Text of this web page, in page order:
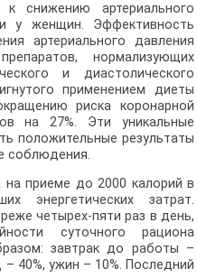
снижению артериального
у женщин. Эффективность
артериального давления
нормализующих
и диастолического
применением диеты
риска коронарной
на 27%. Эти уникальные
положительные результаты
соблюдения.
на приеме до 2000 калорий в
энергетических затрат.
четырех-пяти раз в день,
суточного рациона
завтрак до работы –
40%, ужин – 10%. Последний